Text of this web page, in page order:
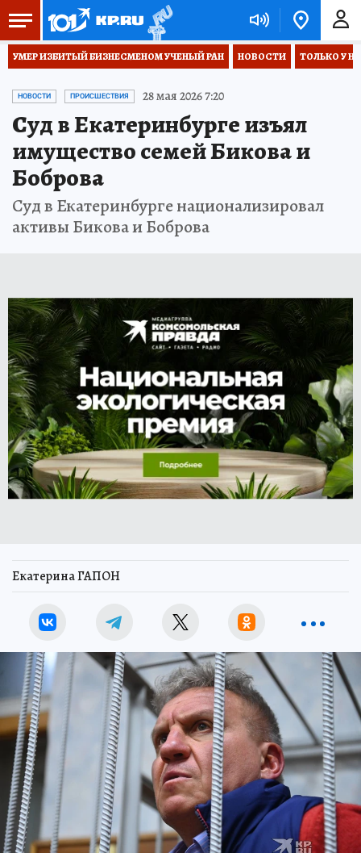
УМЕР ИЗБИТЫЙ БИЗНЕСМЕНОМ УЧЕНЫЙ РАН НОВОСТИ ТОЛЬКО У
НОВОСТИ ПРОИСШЕСТВИЯ 28 мая 2026 7:20
Суд в Екатеринбурге изъял
имущество семей Бикова и
Боброва
Суд в Екатеринбурге национализировал
активы Бикова и Боброва
Екатерина ГАПОН